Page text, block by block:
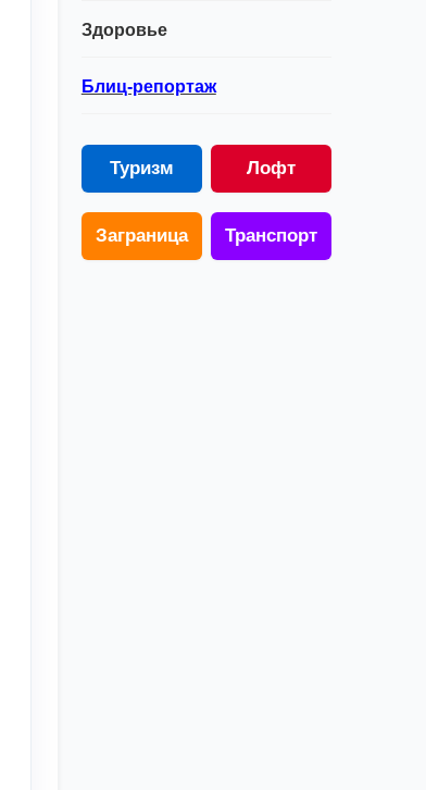
Здоровье
Блиц-репортаж
Туризм Лофт
Заграница Транспорт